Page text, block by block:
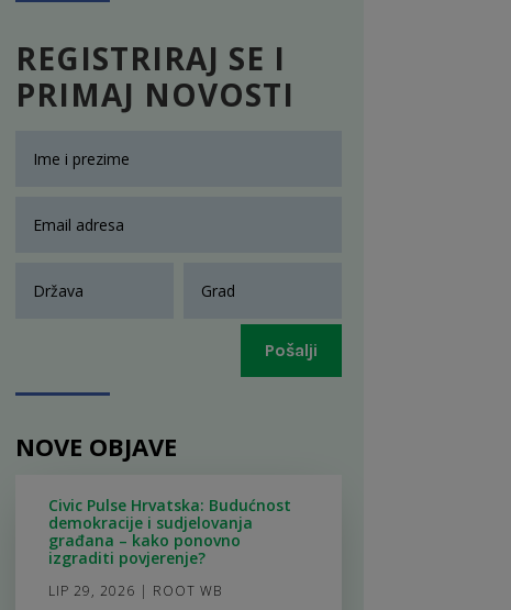
REGISTRIRAJ SE I
PRIMAJ NOVOSTI
Pošalji
NOVE OBJAVE
Civic Pulse Hrvatska: Budućnost
demokracije i sudjelovanja
građana – kako ponovno
izgraditi povjerenje?
LIP 29, 2026 | ROOT WB